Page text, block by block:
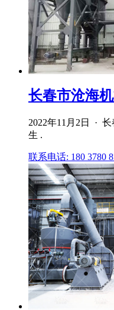
长春市沧海
2022年11月2日 ·
生 .
联系电话: 180 3780